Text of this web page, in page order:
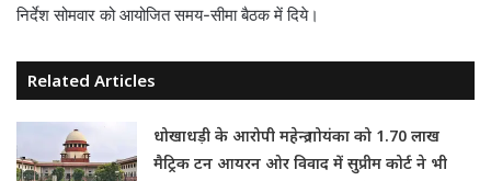
निर्देश सोमवार को आयोजित समय-सीमा बैठक में दिये।
Related Articles
धोखाधड़ी के आरोपी महेन्द्र गोयंका को 1.70 लाख
मैट्रिक टन आयरन ओर विवाद में सुप्रीम कोर्ट ने भी